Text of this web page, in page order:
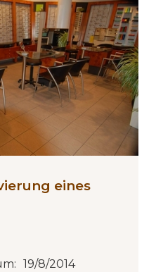
eines
19/8/2014